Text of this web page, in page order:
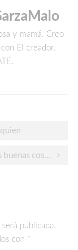
y mamá. Creo
El creador.
Las malas compañías corrompen las buenas costumbres
publicada.
con *